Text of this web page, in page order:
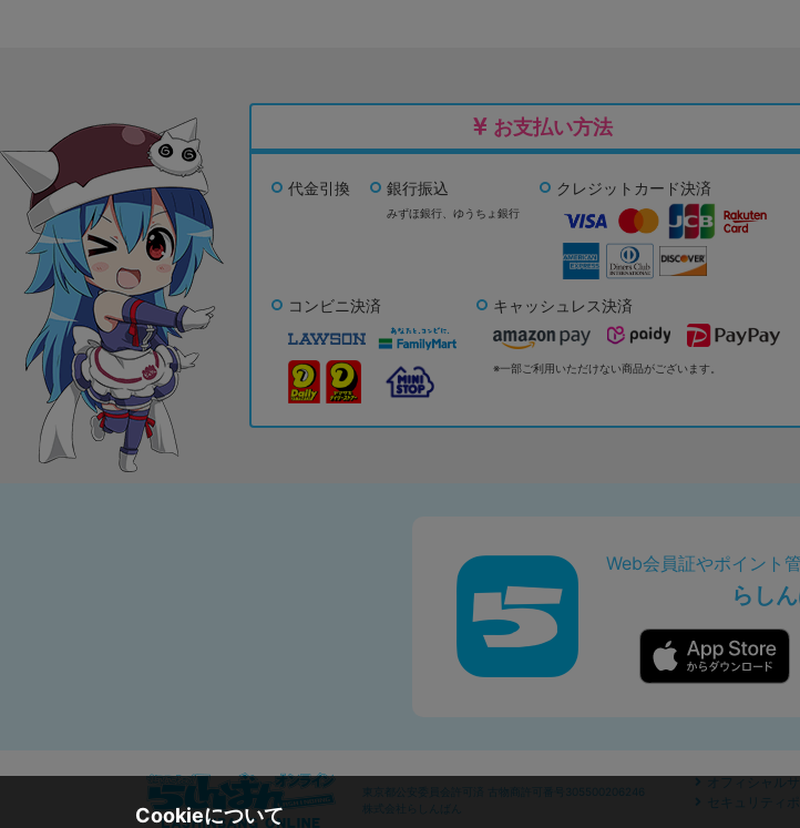
お支払い方法
代金引換 銀行振込
みずほ銀行、 ゆうちょ銀行
クレジットカード決済
コンビニ決済 キャッシュレス決済
※一部ご利用いただけない商品がございます。
Web会員証やポイント
らし
東京都公安委員会許可済 古物商許可番号305500206246
オフィシャルサ
セキュリティ
Cookieについて